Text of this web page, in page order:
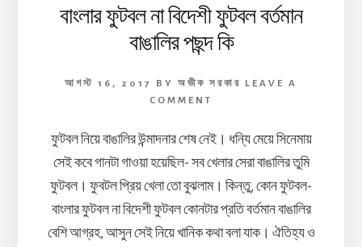
বাংলার ফুটবল না বিদেশী ফুটবল বর্তমান
বাঙালির পছন্দ কি
আগস্ট 16, 2017 BY অভীক সরকার
LEAVE A
COMMENT
ফুটবল নিয়ে বাঙালির উন্মাদনার শেষ নেই। ধন্যি মেয়ে সিনেমায়
সেই কবে গানটা গাওয়া হয়েছিল- সব খেলার সেরা বাঙালির তুমি
ফুটবল। ফুবটল প্রিয় খেলা তো বুঝলাম। কিন্তু, কোন ফুটবল-
বাংলার ফুটবল না বিদেশী ফুটবল কোনটার প্রতি বর্তমান বাঙালির
বেশি আগ্রহ, আসুন সেই নিয়ে খানিক কথা বলা যাক। ঐতিহ্য ও